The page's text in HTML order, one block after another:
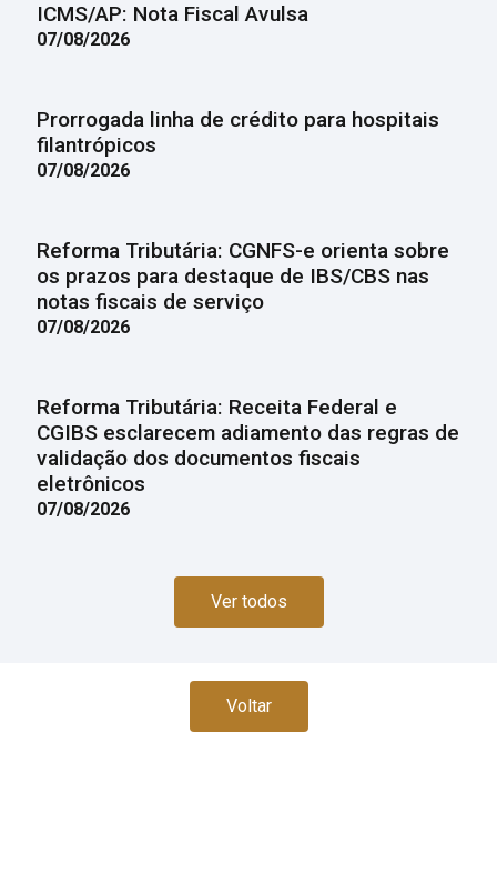
ICMS/AP: Nota Fiscal Avulsa
07/08/2026
Prorrogada linha de crédito para hospitais
filantrópicos
07/08/2026
Reforma Tributária: CGNFS-e orienta sobre
os prazos para destaque de IBS/CBS nas
notas fiscais de serviço
07/08/2026
Reforma Tributária: Receita Federal e
CGIBS esclarecem adiamento das regras de
validação dos documentos fiscais
eletrônicos
07/08/2026
Ver todos
Voltar